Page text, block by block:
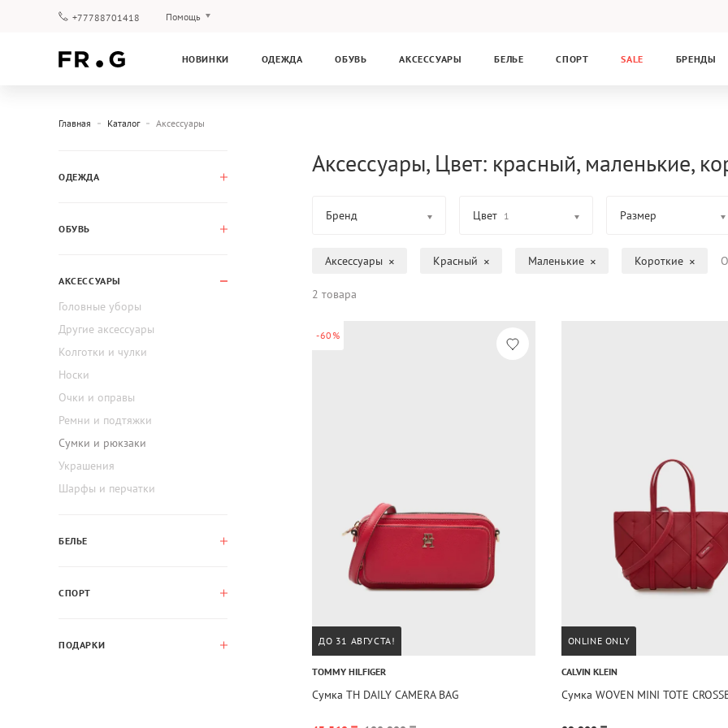
+77788701418 Помощь
НОВИНКИ ОДЕЖДА ОБУВЬ АКСЕССУАРЫ БЕЛЬЕ СПОРТ SALE БРЕНДЫ
Главная Каталог Аксессуары
ОДЕЖДА
ОБУВЬ
АКСЕССУАРЫ
Головные уборы
Другие аксессуары
Колготки и чулки
Носки
Очки и оправы
Ремни и подтяжки
Сумки и рюкзаки
Украшения
Шарфы и перчатки
БЕЛЬЕ
СПОРТ
ПОДАРКИ
Аксессуары, Цвет: красный, маленькие,
Бренд Цвет 1 Размер
Аксессуары Красный Маленькие Короткие
2 товара
-60%
ДО 31 АВГУСТА!
TOMMY HILFIGER
Сумка TH DAILY CAMERA BAG
ONLINE ONLY
CALVIN KLEIN
Сумка WOVEN MINI TOTE